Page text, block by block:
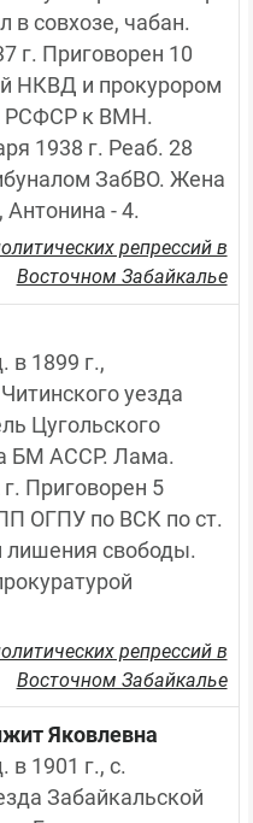
в совхозе, чабан.
г. Приговорен 10
НКВД и прокурором
РСФСР к ВМН.
1938 г. Реаб. 28
ЗабВО. Жена
Антонина - 4.
репрессий в
Восточном Забайкалье
в 1899 г.,
уезда
Цугольского
БМ АССР. Лама.
Приговорен 5
ОГПУ по ВСК по ст.
лишения свободы.
репрессий в
Восточном Забайкалье
Яковлевна
в 1901 г., с.
Забайкальской